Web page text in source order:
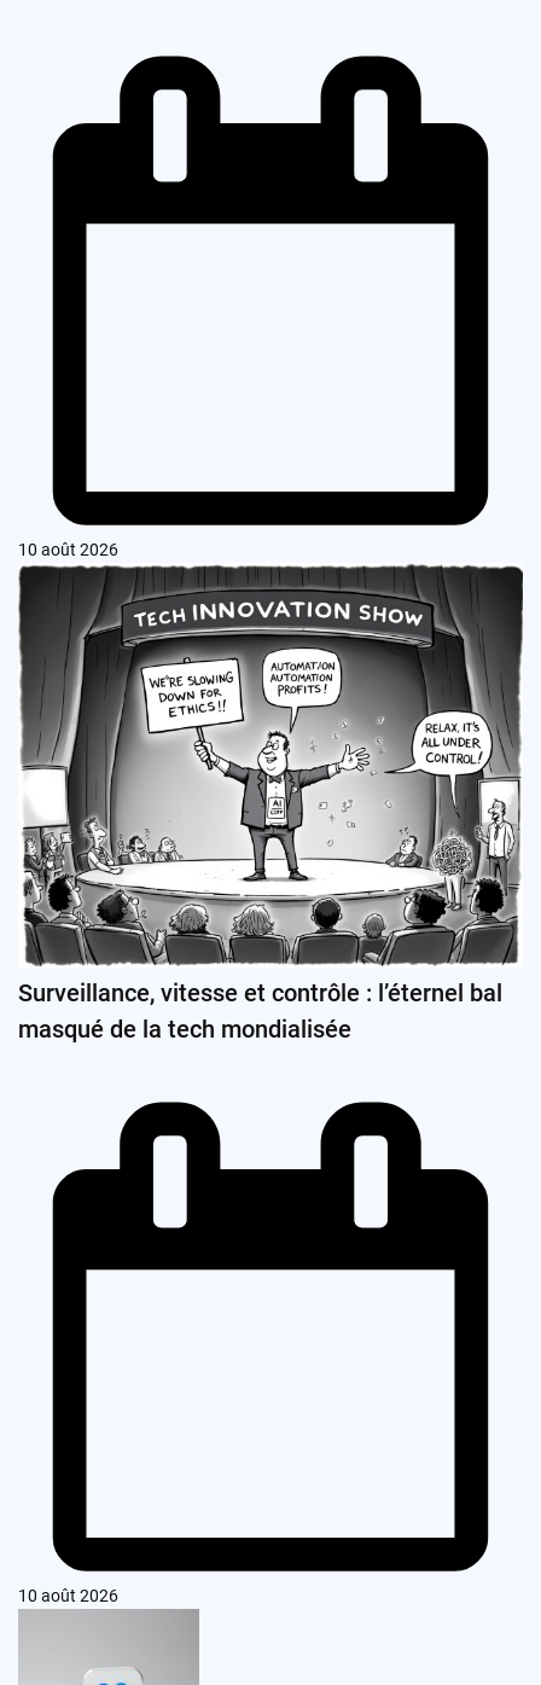
10 août 2026
Surveillance, vitesse et contrôle : l’éternel bal
masqué de la tech mondialisée
10 août 2026